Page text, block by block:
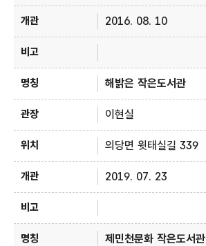
2016. 08. 10
해밝은 작은도서관
이현실
의당면 윗태실길 339
2019. 07. 23
제민천문화 작은도서관